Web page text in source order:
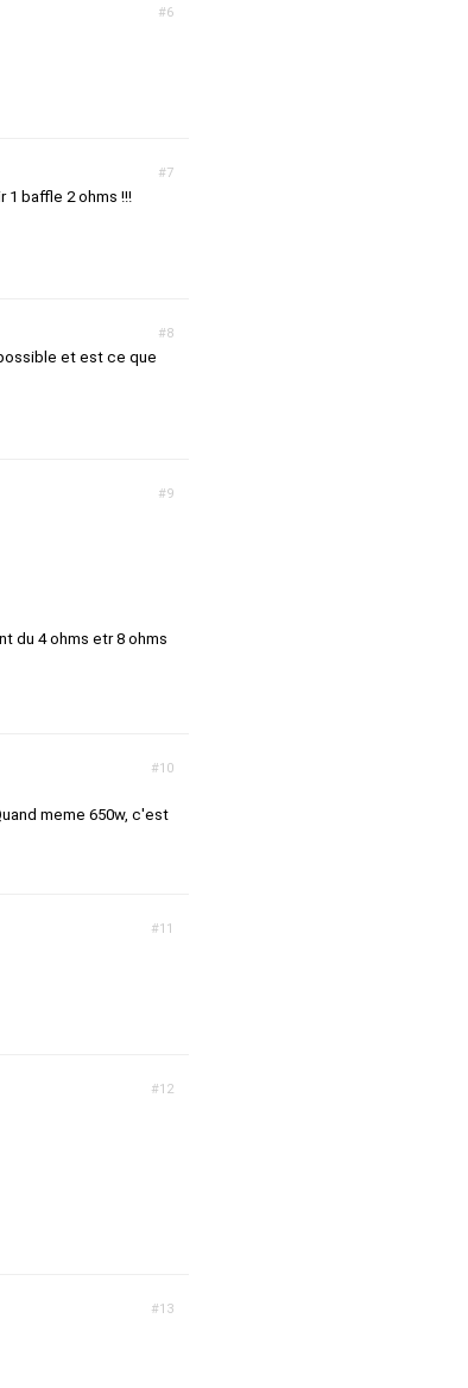
#6
#7
1 baffle 2 ohms !!!
#8
et est ce que
#9
du 4 ohms etr 8 ohms
#10
meme 650w, c'est
#11
#12
#13